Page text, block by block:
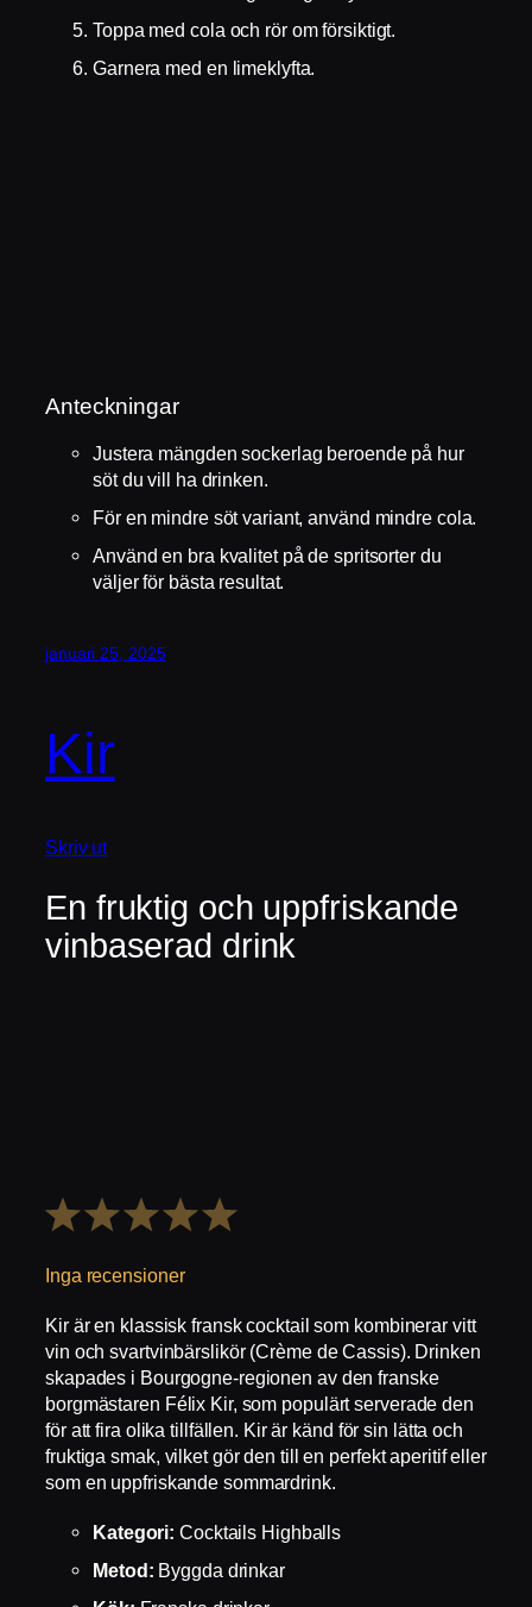
Toppa med cola och rör om försiktigt.
Garnera med en limeklyfta.
Anteckningar
Justera mängden sockerlag beroende på hur
söt du vill ha drinken.
För en mindre söt variant, använd mindre cola.
Använd en bra kvalitet på de spritsorter du
väljer för bästa resultat.
januari 25, 2025
Kir
Skriv ut
En fruktig och uppfriskande
vinbaserad drink
5
4
Stjärnor
3
Stjärnor
2
Stjärnor
1
Stjärna
Inga recensioner
Kir är en klassisk fransk cocktail som kombinerar vitt
vin och svartvinbärslikör (Crème de Cassis). Drinken
skapades i Bourgogne-regionen av den franske
borgmästaren Félix Kir, som populärt serverade den
för att fira olika tillfällen. Kir är känd för sin lätta och
fruktiga smak, vilket gör den till en perfekt aperitif eller
som en uppfriskande sommardrink.
Kategori: Cocktails Highballs
Metod: Byggda drinkar